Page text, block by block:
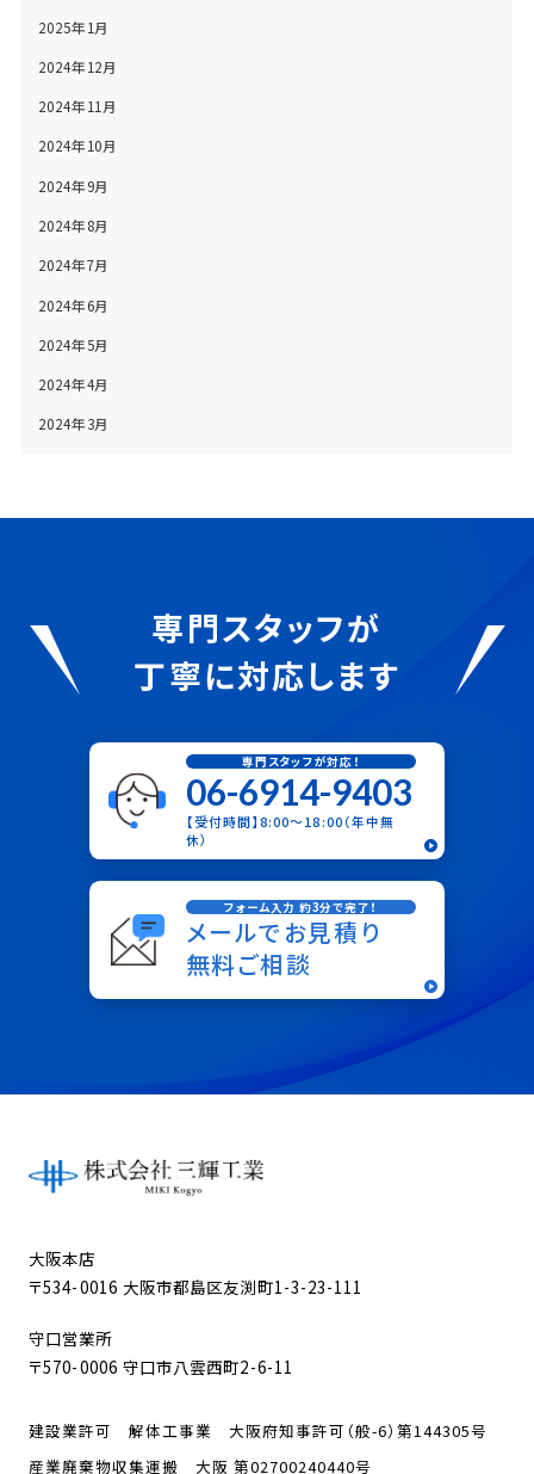
2025年1月
2024年12月
2024年11月
2024年10月
2024年9月
2024年8月
2024年7月
2024年6月
2024年5月
2024年4月
2024年3月
専門スタッフが
丁寧に対応します
専門スタッフが対応！
06-6914-9403
【受付時間】8:00〜18:00（年中無
休）
フォーム入力 約3分で完了！
メールでお見積り
無料ご相談
大阪本店
〒534-0016 大阪市都島区友渕町1-3-23-111
守口営業所
〒570-0006 守口市八雲西町2-6-11
建設業許可 解体工事業 大阪府知事許可（般-6）第144305号
産業廃棄物収集運搬 大阪 第02700240440号